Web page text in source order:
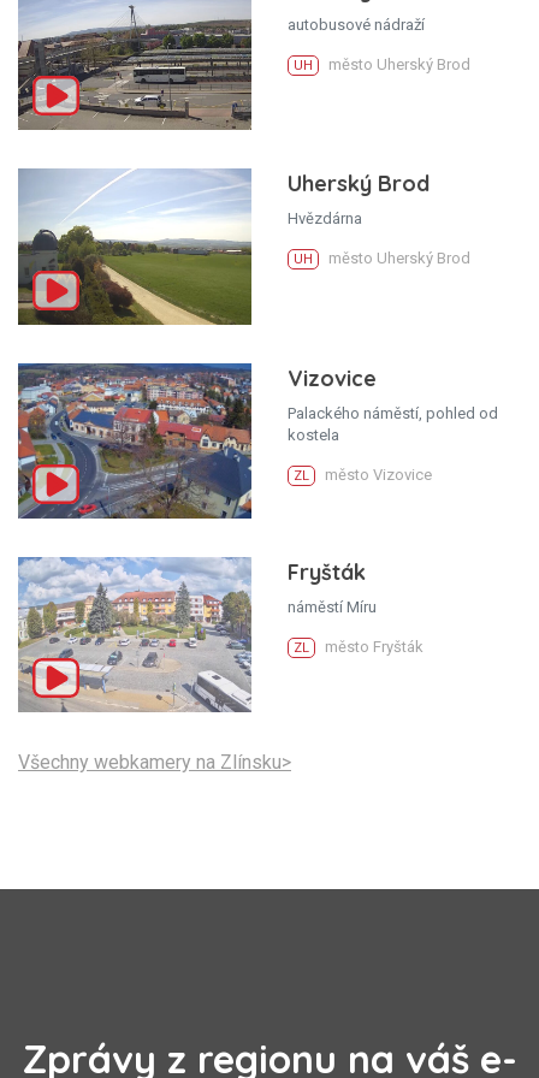
autobusové nádraží
UH město Uherský Brod
Uherský Brod
Hvězdárna
UH město Uherský Brod
Vizovice
Palackého náměstí, pohled od
kostela
ZL město Vizovice
Fryšták
náměstí Míru
ZL město Fryšták
Všechny webkamery na Zlínsku>
Zprávy z regionu na váš e-